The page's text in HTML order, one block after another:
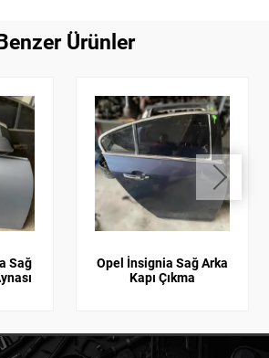
Ürünler
Sağ
Opel İnsignia Sağ Arka
Kapı Çıkma